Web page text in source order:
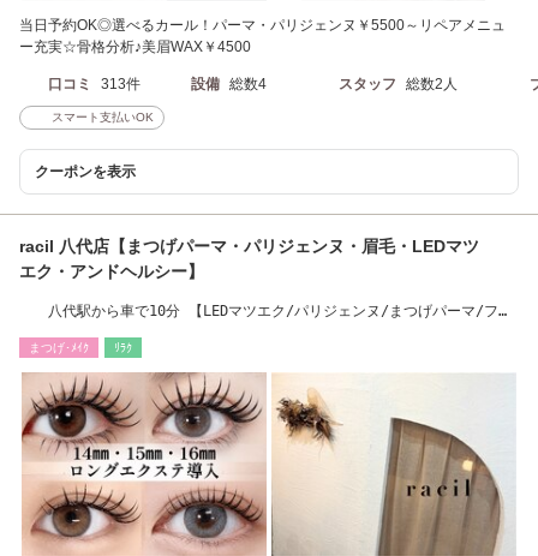
当日予約OK◎選べるカール！パーマ・パリジェンヌ￥5500～リペアメニュ
ー充実☆骨格分析♪美眉WAX￥4500
口コミ 313件 設備 総数4 スタッフ 総数2人
スマート支払いOK
クーポンを表示
racil 八代店【まつげパーマ・パリジェンヌ・眉毛・LEDマツ
エク・アンドヘルシー】
八代駅から車で10分 【LEDマツエク/パリジェンヌ/まつげパーマ/フラ
まつげ･ﾒｲｸ ﾘﾗｸ